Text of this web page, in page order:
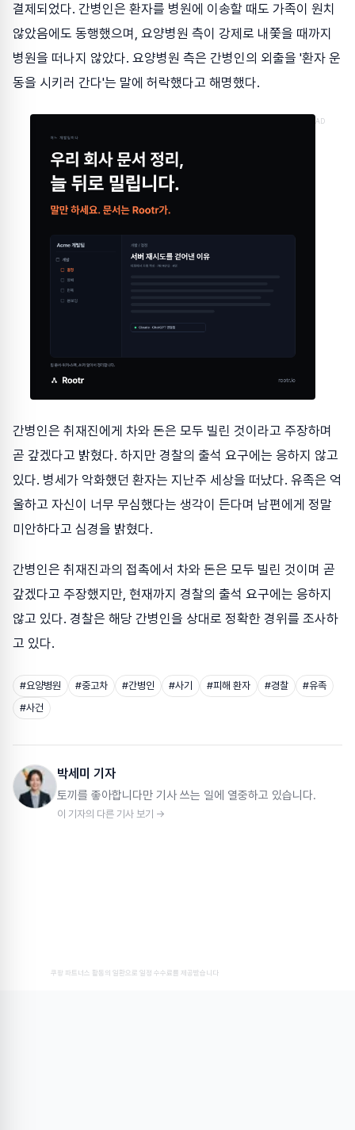
결제되었다. 간병인은 환자를 병원에 이송할 때도 가족이 원치
않았음에도 동행했으며, 요양병원 측이 강제로 내쫓을 때까지
병원을 떠나지 않았다. 요양병원 측은 간병인의 외출을 '환자 운
동을 시키러 간다'는 말에 허락했다고 해명했다.
AD
간병인은 취재진에게 차와 돈은 모두 빌린 것이라고 주장하며
곧 갚겠다고 밝혔다. 하지만 경찰의 출석 요구에는 응하지 않고
있다. 병세가 악화했던 환자는 지난주 세상을 떠났다. 유족은 억
울하고 자신이 너무 무심했다는 생각이 든다며 남편에게 정말
미안하다고 심경을 밝혔다.
간병인은 취재진과의 접촉에서 차와 돈은 모두 빌린 것이며 곧
갚겠다고 주장했지만, 현재까지 경찰의 출석 요구에는 응하지
않고 있다. 경찰은 해당 간병인을 상대로 정확한 경위를 조사하
고 있다.
#요양병원 #중고차 #간병인 #사기 #피해 환자 #경찰 #유족
#사건
박세미 기자
토끼를 좋아합니다만 기사 쓰는 일에 열중하고 있습니다.
이 기자의 다른 기사 보기 →
쿠팡 파트너스 활동의 일환으로 일정 수수료를 제공받습니다